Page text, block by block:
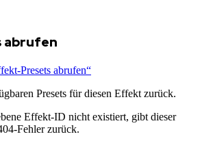
Presets abrufen“
Presets für diesen Effekt zurück.
Effekt-ID nicht existiert, gibt dieser
Fehler zurück.